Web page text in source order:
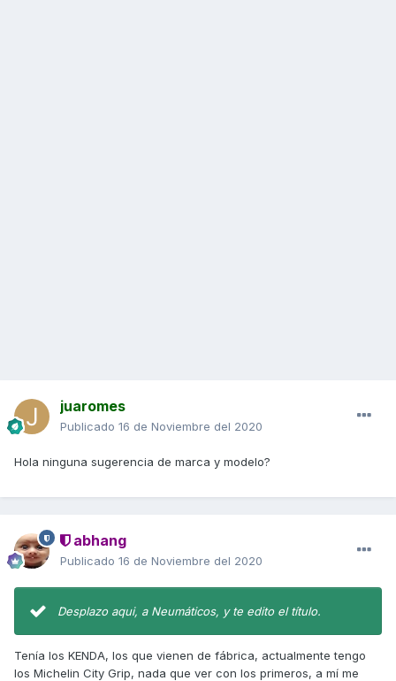
juaromes
Publicado 16 de Noviembre del 2020
Hola ninguna sugerencia de marca y modelo?
abhang
Publicado 16 de Noviembre del 2020
Desplazo aqui, a Neumáticos, y te edito el título.
Tenía los KENDA, los que vienen de fábrica, actualmente tengo
los Michelin City Grip, nada que ver con los primeros, a mí me